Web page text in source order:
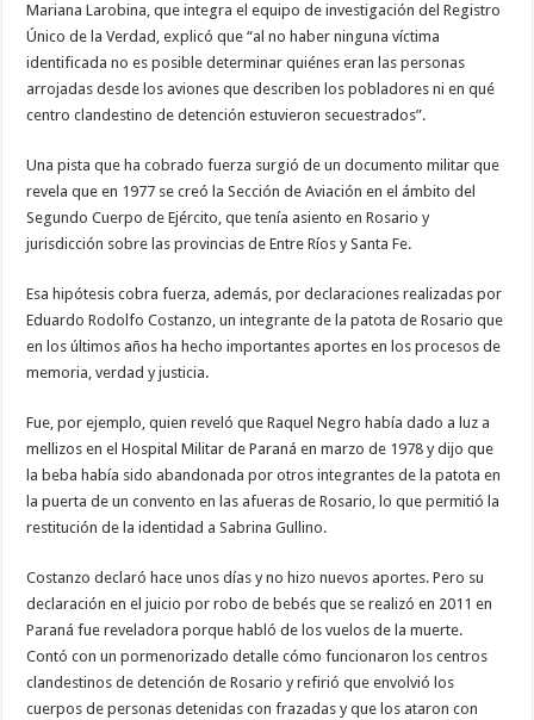
Mariana Larobina, que integra el equipo de investigación del Registro
Único de la Verdad, explicó que “al no haber ninguna víctima
identificada no es posible determinar quiénes eran las personas
arrojadas desde los aviones que describen los pobladores ni en qué
centro clandestino de detención estuvieron secuestrados”.
Una pista que ha cobrado fuerza surgió de un documento militar que
revela que en 1977 se creó la Sección de Aviación en el ámbito del
Segundo Cuerpo de Ejército, que tenía asiento en Rosario y
jurisdicción sobre las provincias de Entre Ríos y Santa Fe.
Esa hipótesis cobra fuerza, además, por declaraciones realizadas por
Eduardo Rodolfo Costanzo, un integrante de la patota de Rosario que
en los últimos años ha hecho importantes aportes en los procesos de
memoria, verdad y justicia.
Fue, por ejemplo, quien reveló que Raquel Negro había dado a luz a
mellizos en el Hospital Militar de Paraná en marzo de 1978 y dijo que
la beba había sido abandonada por otros integrantes de la patota en
la puerta de un convento en las afueras de Rosario, lo que permitió la
restitución de la identidad a Sabrina Gullino.
Costanzo declaró hace unos días y no hizo nuevos aportes. Pero su
declaración en el juicio por robo de bebés que se realizó en 2011 en
Paraná fue reveladora porque habló de los vuelos de la muerte.
Contó con un pormenorizado detalle cómo funcionaron los centros
clandestinos de detención de Rosario y refirió que envolvió los
cuerpos de personas detenidas con frazadas y que los ataron con